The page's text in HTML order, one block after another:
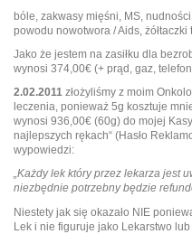
bóle, zakwasy mięśni, MS,
powodu nowotwora / Aids, żółtaczki
Jako że jestem na zasiłku dla
wynosi 374,00€ (+ prąd, gaz,
2.02.2011 złożyliśmy z moim
leczenia, ponieważ 5g kosztuje
wynosi 936,00€ (60g) do mojej
najlepszych rękach“ (Hasło
wypowiedzi:
„Każdy lek który przez lekarza jest
niezbędnie potrzebny będzie
Niestety jak się okazało NIE
Lek i nie figuruje jako Lekarstwo lub